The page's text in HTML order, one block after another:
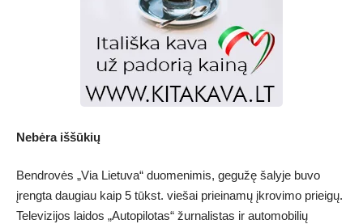
Nebėra iššūkių
Bendrovės „Via Lietuva“ duomenimis, gegužę šalyje buvo
įrengta daugiau kaip 5 tūkst. viešai prieinamų įkrovimo prieigų.
Televizijos laidos „Autopilotas“ žurnalistas ir automobilių